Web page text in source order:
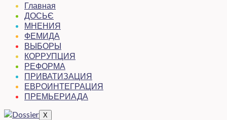
Главная
ДОСЬЄ
МНЕНИЯ
ФЕМИДА
ВЫБОРЫ
КОРРУПЦИЯ
РЕФОРМА
ПРИВАТИЗАЦИЯ
ЕВРОИНТЕГРАЦИЯ
ПРЕМЬЕРИАДА
X